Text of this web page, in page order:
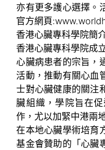
亦有更多護心選擇。
官方網頁
香港心臟專科學院簡
香港心臟專科學院成
心臟病患者的宗旨，
活動，推動有關心血
士對心臟健康的關注
臟組織，學院旨在
作，尤以加緊中港兩
在本地心臟學術培育
基金會贊助的「心臟